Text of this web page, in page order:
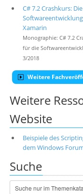
C# 7.2 Crashkurs:
Xamarin
Monographie: C# 7.2
für die
3/2018
Weitere
Weitere
Website
Beispiele des
dem Windows
Suche